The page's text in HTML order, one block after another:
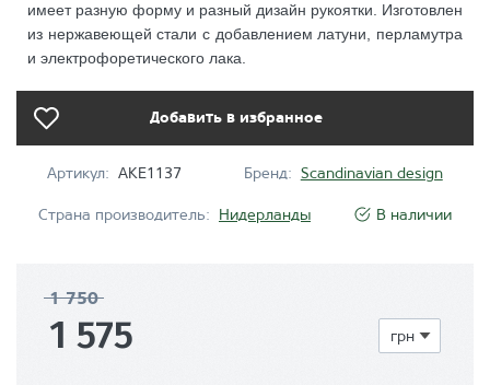
имеет разную форму и разный дизайн рукоятки. Изготовлен
из нержавеющей стали с добавлением латуни, перламутра
и электрофоретического лака.
Добавить в избранное
Артикул: AKE1137 Бренд: Scandinavian design
Страна производитель: Нидерланды В наличии
1 750
1 575